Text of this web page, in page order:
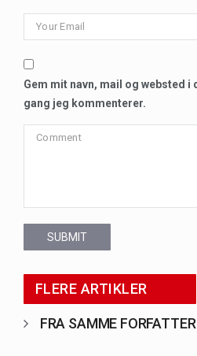
Gem mit navn, mail og websted
gang jeg kommenterer.
SUBMIT
FLERE ARTIKLER
FRA SAMME FORFATTER